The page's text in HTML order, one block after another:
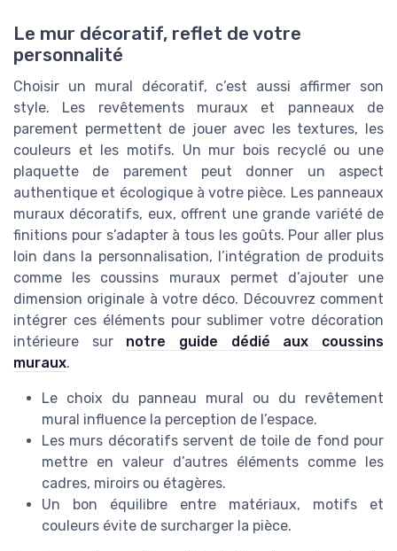
Le mur décoratif, reflet de votre
personnalité
Choisir un mural décoratif, c’est aussi affirmer son
style. Les revêtements muraux et panneaux de
parement permettent de jouer avec les textures, les
couleurs et les motifs. Un mur bois recyclé ou une
plaquette de parement peut donner un aspect
authentique et écologique à votre pièce. Les panneaux
muraux décoratifs, eux, offrent une grande variété de
finitions pour s’adapter à tous les goûts. Pour aller plus
loin dans la personnalisation, l’intégration de produits
comme les coussins muraux permet d’ajouter une
dimension originale à votre déco. Découvrez comment
intégrer ces éléments pour sublimer votre décoration
intérieure sur notre guide dédié aux coussins
muraux.
Le choix du panneau mural ou du revêtement
mural influence la perception de l’espace.
Les murs décoratifs servent de toile de fond pour
mettre en valeur d’autres éléments comme les
cadres, miroirs ou étagères.
Un bon équilibre entre matériaux, motifs et
couleurs évite de surcharger la pièce.